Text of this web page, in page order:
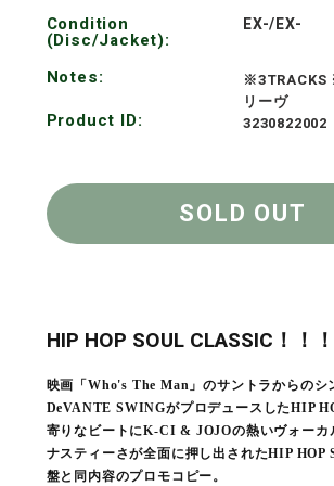
Condition
(Disc/Jacket):
EX-/EX-
Notes:
※3TRACKS
リーヴ
Product ID: 3230822002
SOLD OUT
HIP HOP SOUL CLASSIC！！！
映画「Who's The Man」のサントラからのシ
DeVANTE SWINGがプロデュースしたHIP
寄りなビートにK-CI & JOJOの熱いヴォーカ
ナスティーさが全面に押し出されたHIP HOP
盤と同内容のプロモコピー。